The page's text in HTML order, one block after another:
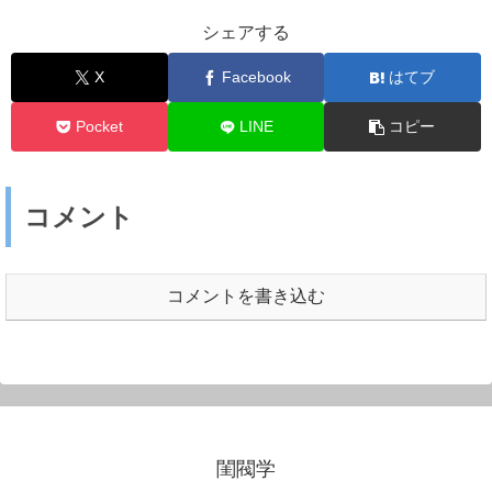
シェアする
X Facebook はてブ
Pocket LINE コピー
コメント
コメントを書き込む
閨閥学